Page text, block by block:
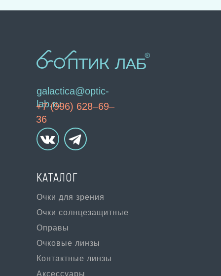
galactica@optic-
lab.ru
Очки для зрения
Очки солнцезащитные
Очковые линзы
Оправы
Контактные линзы
Аксессуары
+7 (996) 628–69–
36
КАТАЛОГ